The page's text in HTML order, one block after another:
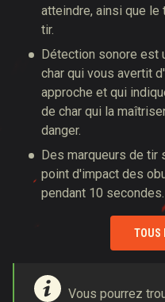
atteindre, ainsi que le
tir.
Détection sonore est
char qui vous avertit
approche et qui
de char qui la
danger.
Des marqueurs de tir
point d'impact des
pendant 10 secondes.
TOUS
Vous pourrez